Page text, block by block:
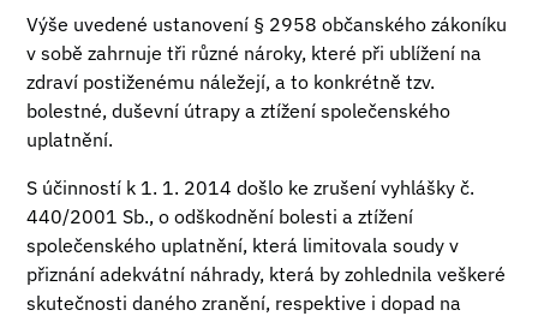
Výše uvedené ustanovení § 2958 občanského zákoníku
v sobě zahrnuje tři různé nároky, které při ublížení na
zdraví postiženému náležejí, a to konkrétně tzv.
bolestné, duševní útrapy a ztížení společenského
uplatnění.
S účinností k 1. 1. 2014 došlo ke zrušení vyhlášky č.
440/2001 Sb., o odškodnění bolesti a ztížení
společenského uplatnění, která limitovala soudy v
přiznání adekvátní náhrady, která by zohlednila veškeré
skutečnosti daného zranění, respektive i dopad na